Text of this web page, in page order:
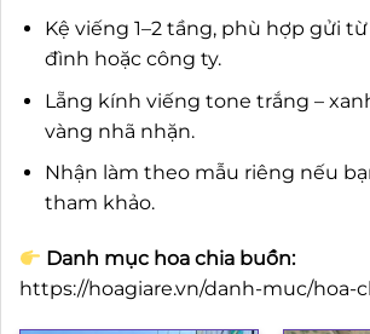
Kệ viếng 1–2 tầng, phù hợp gửi
đình hoặc công ty.
Lẵng kính viếng tone trắng –
vàng nhã nhặn.
Nhận làm theo mẫu riêng nếu
tham khảo.
Danh mục hoa chia buồn:
https://hoagiare.vn/danh-muc/hoa-